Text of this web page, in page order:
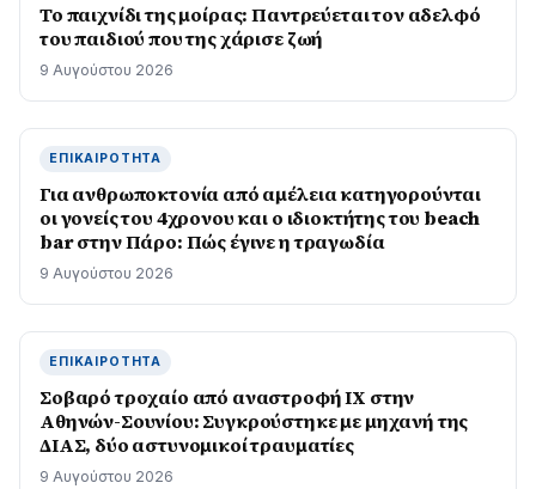
Το παιχνίδι της μοίρας: Παντρεύεται τον αδελφό
του παιδιού που της χάρισε ζωή
9 Αυγούστου 2026
ΕΠΙΚΑΙΡΌΤΗΤΑ
Για ανθρωποκτονία από αμέλεια κατηγορούνται
οι γονείς του 4χρονου και ο ιδιοκτήτης του beach
bar στην Πάρο: Πώς έγινε η τραγωδία
9 Αυγούστου 2026
ΕΠΙΚΑΙΡΌΤΗΤΑ
Σοβαρό τροχαίο από αναστροφή ΙΧ στην
Αθηνών-Σουνίου: Συγκρούστηκε με μηχανή της
ΔΙΑΣ, δύο αστυνομικοί τραυματίες
9 Αυγούστου 2026